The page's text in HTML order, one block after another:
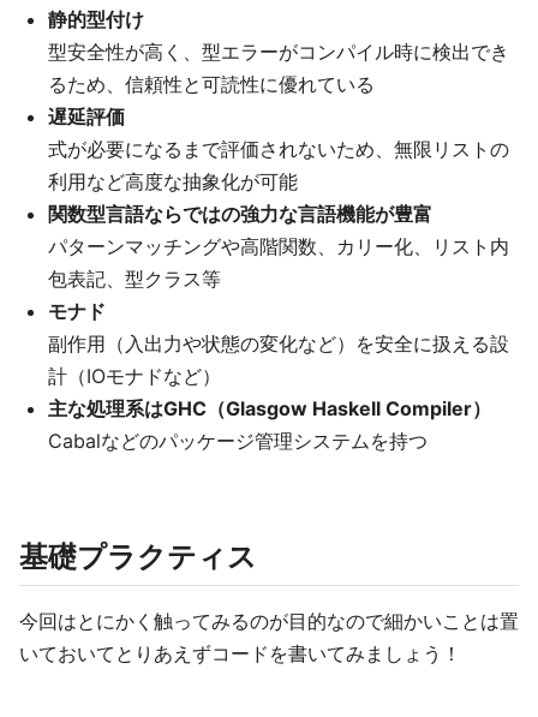
静的型付け
型安全性が高く、型エラーがコンパイル時に検出でき
るため、信頼性と可読性に優れている
遅延評価
式が必要になるまで評価されないため、無限リストの
利用など高度な抽象化が可能
関数型言語ならではの強力な言語機能が豊富
パターンマッチングや高階関数、カリー化、リスト内
包表記、型クラス等
モナド
副作用（入出力や状態の変化など）を安全に扱える設
計（IOモナドなど）
主な処理系はGHC（Glasgow Haskell Compiler）
Cabalなどのパッケージ管理システムを持つ
基礎プラクティス
今回はとにかく触ってみるのが目的なので細かいことは置
いておいてとりあえずコードを書いてみましょう！